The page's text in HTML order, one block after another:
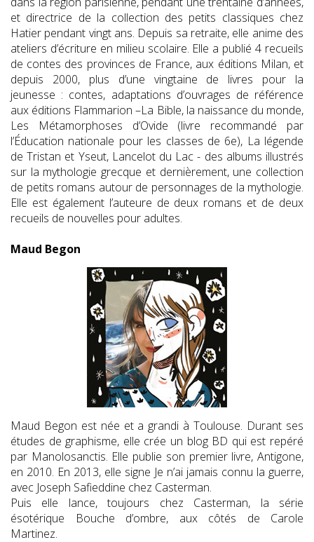
et directrice de la collection des petits classiques chez
Hatier pendant vingt ans. Depuis sa retraite, elle anime des
ateliers d’écriture en milieu scolaire. Elle a publié 4 recueils
de contes des provinces de France, aux éditions Milan, et
depuis 2000, plus d’une vingtaine de livres pour la
jeunesse : contes, adaptations d’ouvrages de référence
aux éditions Flammarion –La Bible, la naissance du monde,
Les Métamorphoses d’Ovide (livre recommandé par
l’Éducation nationale pour les classes de 6e), La légende
de Tristan et Yseut, Lancelot du Lac - des albums illustrés
sur la mythologie grecque et dernièrement, une collection
de petits romans autour de personnages de la mythologie.
Elle est également l’auteure de deux romans et de deux
recueils de nouvelles pour adultes.
Maud Begon
Maud Begon est née et a grandi à Toulouse. Durant ses
études de graphisme, elle crée un blog BD qui est repéré
par Manolosanctis. Elle publie son premier livre, Antigone,
en 2010. En 2013, elle signe Je n’ai jamais connu la guerre,
avec Joseph Safieddine chez Casterman.
Puis elle lance, toujours chez Casterman, la série
ésotérique Bouche d’ombre, aux côtés de Carole
Martinez.